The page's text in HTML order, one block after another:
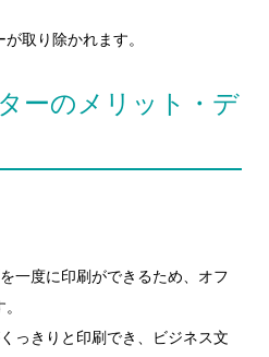
取り除かれます。
ーのメリット・デ
一度に印刷ができるため、オフ
っきりと印刷でき、ビジネス文